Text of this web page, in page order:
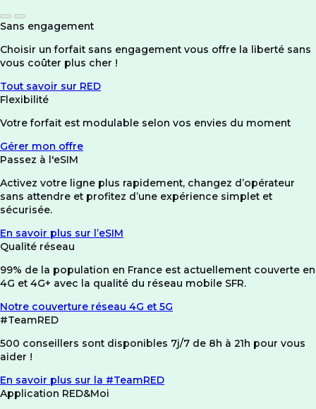
Sans engagement
Choisir un forfait sans engagement vous offre la liberté sans
vous coûter plus cher !
Tout savoir sur RED
Flexibilité
Votre forfait est modulable selon vos envies du moment
Gérer mon offre
Passez à l'eSIM
Activez votre ligne plus rapidement, changez d’opérateur
sans attendre et profitez d’une expérience simplet et
sécurisée.
En savoir plus sur l’eSIM
Qualité réseau
99% de la population en France est actuellement couverte en
4G et 4G+ avec la qualité du réseau mobile SFR.
Notre couverture réseau 4G et 5G
#TeamRED
500 conseillers sont disponibles 7j/7 de 8h à 21h pour vous
aider !
En savoir plus sur la #TeamRED
Application RED&Moi